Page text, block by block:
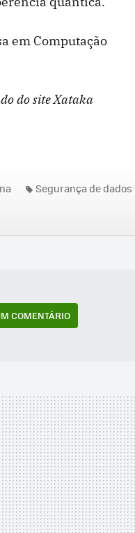
em Computação
do site Xataka
Segurança de dados
COMENTÁRIO